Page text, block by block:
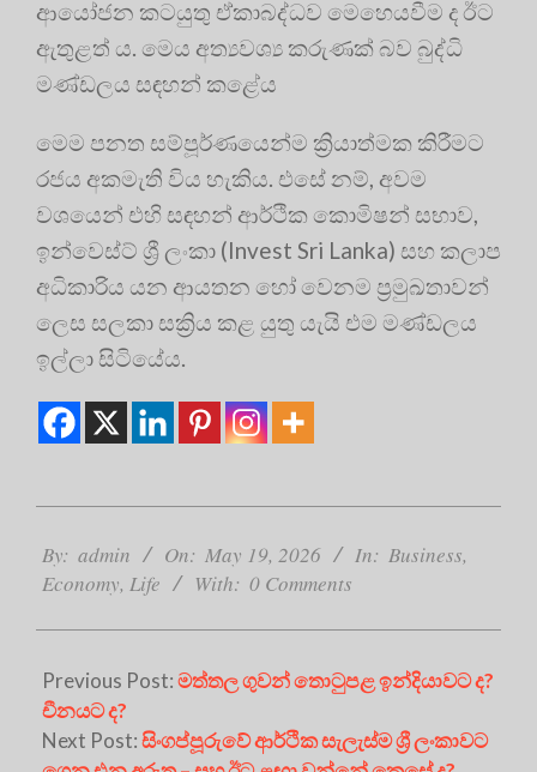
ආයෝජන කටයුතු ඒකාබද්ධව මෙහෙයවීම ද ඊට
ඇතුළත් ය. මෙය අත්‍යවශ්‍ය කරුණක් බව බුද්ධි
මණ්ඩලය සඳහන් කළේය
මෙම පනත සම්පූර්ණයෙන්ම ක්‍රියාත්මක කිරීමට
රජය අකමැති විය හැකිය. එසේ නම්, අවම
වශයෙන් එහි සඳහන් ආර්ථික කොමිෂන් සභාව,
ඉන්වෙස්ට් ශ්‍රී ලංකා (Invest Sri Lanka) සහ කලාප
අධිකාරිය යන ආයතන හෝ වෙනම ප්‍රමුඛතාවන්
ලෙස සලකා සක්‍රිය කළ යුතු යැයි එම මණ්ඩලය
ඉල්ලා සිටියේය.
05-
19
By: admin On: May 19, 2026 In: Business,
Economy, Life With: 0 Comments
Previous Post:මත්තල ගුවන් තොටුපළ ඉන්දියාවට ද?
චීනයට ද?
Next Post:සිංගප්පූරුවේ ආර්ථික සැලැස්ම ශ්‍රී ලංකාවට